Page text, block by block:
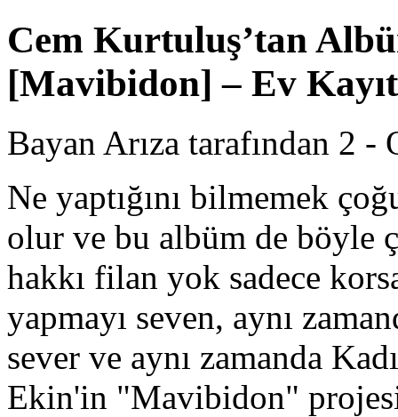
Cem Kurtuluş’tan
[Mavibidon​] – Ev
Bayan Arıza tarafından 2 -
Ne yaptığını bilmemek
olur ve bu albüm de böyle
hakkı filan yok sadece
yapmayı seven, aynı
sever ve aynı zamanda
Ekin'in "Mavibidon" projesi